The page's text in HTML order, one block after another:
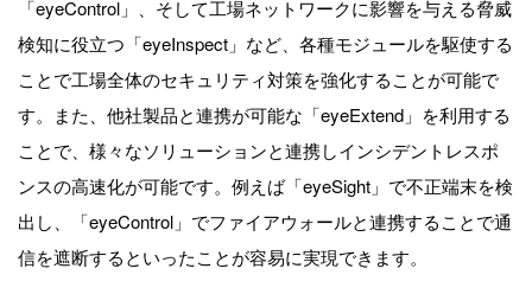
「eyeControl」、そして工場ネットワークに影響を与える脅威
検知に役立つ「eyeInspect」など、各種モジュールを駆使する
ことで工場全体のセキュリティ対策を強化することが可能で
す。また、他社製品と連携が可能な「eyeExtend」を利用する
ことで、様々なソリューションと連携しインシデントレスポ
ンスの高速化が可能です。例えば「eyeSight」で不正端末を検
出し、「eyeControl」でファイアウォールと連携することで通
信を遮断するといったことが容易に実現できます。